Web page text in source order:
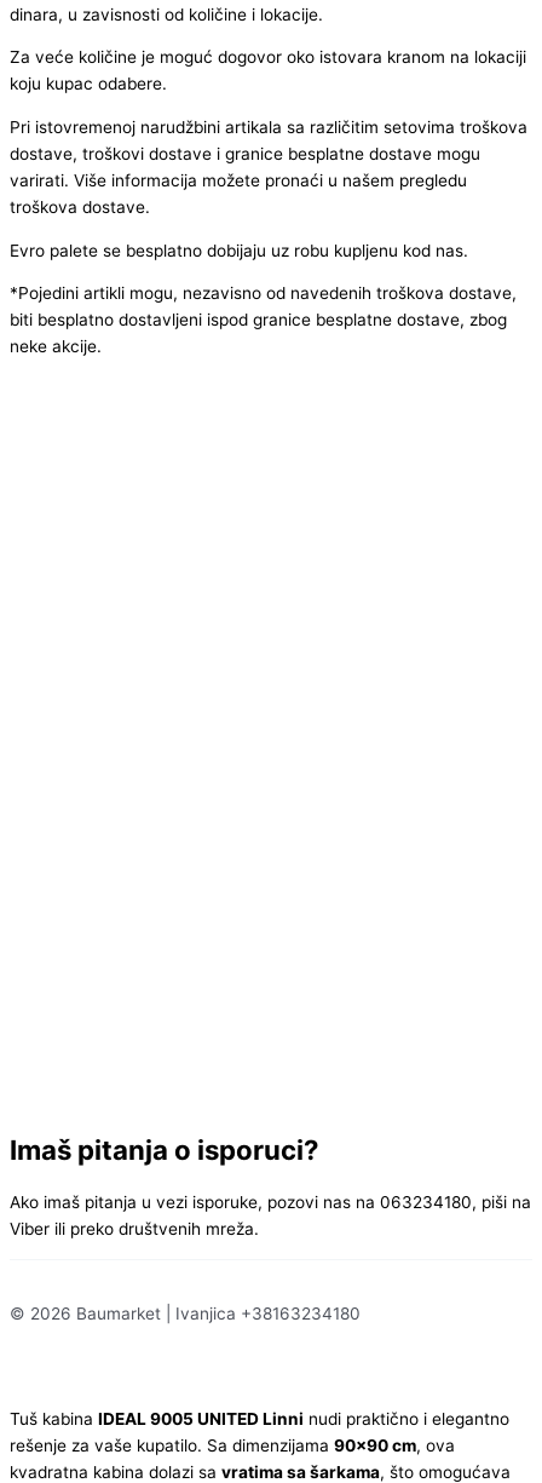
dinara, u zavisnosti od količine i lokacije.
Za veće količine je moguć dogovor oko istovara kranom na lokaciji
koju kupac odabere.
Pri istovremenoj narudžbini artikala sa različitim setovima troškova
dostave, troškovi dostave i granice besplatne dostave mogu
varirati. Više informacija možete pronaći u našem pregledu
troškova dostave.
Evro palete se besplatno dobijaju uz robu kupljenu kod nas.
*Pojedini artikli mogu, nezavisno od navedenih troškova dostave,
biti besplatno dostavljeni ispod granice besplatne dostave, zbog
neke akcije.
Imaš pitanja o isporuci?
Ako imaš pitanja u vezi isporuke, pozovi nas na 063234180, piši na
Viber ili preko društvenih mreža.
© 2026 Baumarket | Ivanjica +38163234180
Tuš kabina IDEAL 9005 UNITED Linni nudi praktično i elegantno
rešenje za vaše kupatilo. Sa dimenzijama 90×90 cm, ova
kvadratna kabina dolazi sa vratima sa šarkama, što omogućava